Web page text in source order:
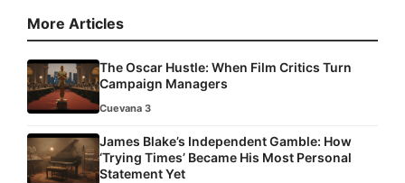
More Articles
The Oscar Hustle: When Film Critics Turn
Campaign Managers
Cuevana 3
James Blake’s Independent Gamble: How
‘Trying Times’ Became His Most Personal
Statement Yet